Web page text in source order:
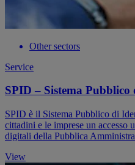
Other sectors
Service
SPID – Sistema
SPID è il Sistema Pubblico di
cittadini e le imprese un accesso
digitali della Pubblica
View